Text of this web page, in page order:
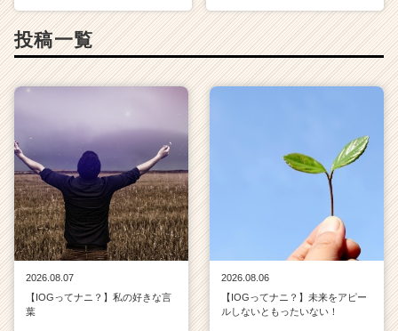
投稿一覧
2026.08.07
【IOGってナニ？】私の好きな言
葉
2026.08.06
【IOGってナニ？】未来をアピー
ルしないともったいない！